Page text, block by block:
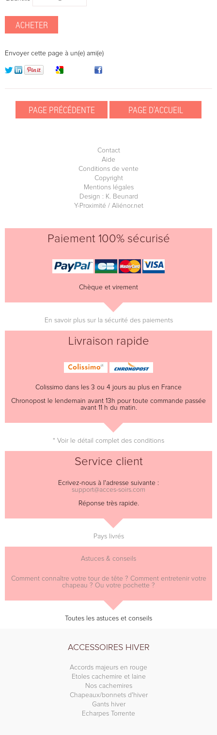
Envoyer cette page à un(e) ami(e)
Contact
Aide
Conditions de vente
Copyright
Mentions légales
Design : K. Beunard
Y-Proximité / Aliénor.net
Paiement 100% sécurisé
Chèque et virement
En savoir plus sur la sécurité des paiements
Livraison rapide
Colissimo dans les 3 ou 4 jours au plus en France
Chronopost le lendemain avant 13h pour toute commande passée
avant 11 h du matin.
* Voir le détail complet des conditions
Service client
Ecrivez-nous à l'adresse suivante :
support@acces-soirs.com
Réponse très rapide.
Pays livrés
Astuces & conseils
Comment connaître votre tour de tête ? Comment entretenir votre
chapeau ? Ou votre pochette ?
Toutes les astuces et conseils
ACCESSOIRES HIVER
Accords majeurs en rouge
Etoles cachemire et laine
Nos cachemires
Chapeaux/bonnets d'hiver
Gants hiver
Echarpes Torrente